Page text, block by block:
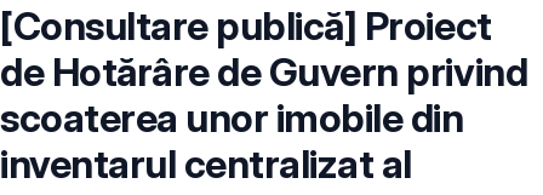
[Consultare publică] Proiect
de Hotărâre de Guvern privind
scoaterea unor imobile din
inventarul centralizat al